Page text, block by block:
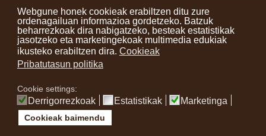
Webgune honek cookieak erabiltzen ditu zure
ordenagailuan informazioa gordetzeko. Batzuk
beharrezkoak dira nabigatzeko, besteak estatistikak
jasotzeko eta marketingekoak multimedia edukiak
ikusteko erabiltzen dira. Cookieak
Pribatutasun politika
Cookie settings:
Derrigorrezkoak Estatistikak Marketinga
Cookieak baimendu
Zure iritzia
instagram
facebook